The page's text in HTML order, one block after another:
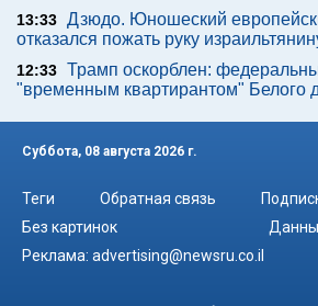
13:33 Дзюдо. Юношеский
отказался пожать руку
12:33 Трамп оскорблен:
"временным квартирантом" Белого
Суббота, 08 августа 2026 г.
Теги Обратная связь
Без картинок
Реклама: advertising@newsru.co.il